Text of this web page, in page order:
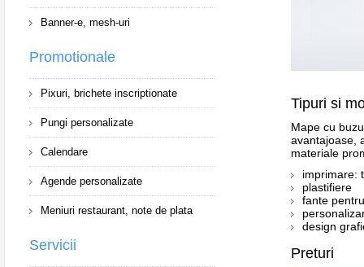
Tipuri si
Mape cu
avantajoase,
materiale
imprimare:
plastifiere
fante
design
Preturi
Banner-e, mesh-uri
Promotionale
Pixuri, brichete inscriptionate
Pungi personalizate
Calendare
Agende personalizate
Meniuri restaurant, note de plata
Servicii